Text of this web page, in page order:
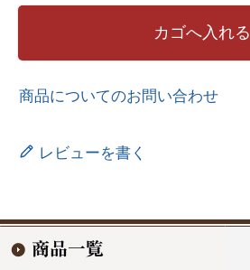
カゴへ入れる
商品についてのお問い合わせ
レビューを書く